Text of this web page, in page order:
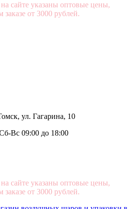
сайте указаны оптовые цены,
от 3000 рублей.
ул. Гагарина, 10
Вс 09:00 до 18:00
сайте указаны оптовые цены,
от 3000 рублей.